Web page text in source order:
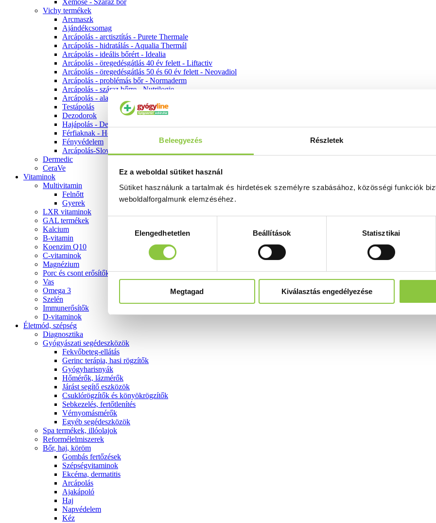
Beleegyezés Részletek
Ez a weboldal sütiket használ
Sütiket használunk a tartalmak és hirdetések személyre szabásához, közösségi funkciók
weboldalforgalmunk elemzéséhez.
kiválasztásaElengedhetetlen Beállítások Statisztikai
Megtagad Kiválasztás engedélyezése
Xémose - Száraz bőr
Vichy termékek
Arcmaszk
Ajándékcsomag
Arcápolás - arctisztítás - Purete Thermale
Arcápolás - hidratálás - Aqualia Thermál
Arcápolás - ideális bőrért - Idealia
Arcápolás - öregedésgátlás 40 év felett - Liftactiv
Arcápolás - öregedésgátlás 50 és 60 év felett - Neovadiol
Arcápolás - problémás bőr - Normaderm
Arcápolás - száraz bőrre - Nutrilogie
Arcápolás - alapozók
Testápolás
Dezodorok
Hajápolás - Dercos
Férfiaknak - Homme
Fényvédelem
Arcápolás-Slow Age
Dermedic
CeraVe
Vitaminok
Multivitamin
Felnőtt
Gyerek
LXR vitaminok
GAL termékek
Kalcium
B-vitamin
Koenzim Q10
C-vitaminok
Magnézium
Porc és csont erősítők
Vas
Omega 3
Szelén
Immunerősítők
D-vitaminok
Életmód, szépség
Diagnosztika
Gyógyászati segédeszközök
Fekvőbeteg-ellátás
Gerinc terápia, hasi rögzítők
Gyógyharisnyák
Hőmérők, lázmérők
Járást segítő eszközök
Csuklórögzítők és könyökrögzítők
Sebkezelés, fertőtlenítés
Vérnyomásmérők
Egyéb segédeszközök
Spa termékek, illóolajok
Reformélelmiszerek
Bőr, haj, köröm
Gombás fertőzések
Szépségvitaminok
Ekcéma, dermatitis
Arcápolás
Ajakápoló
Haj
Napvédelem
Kéz